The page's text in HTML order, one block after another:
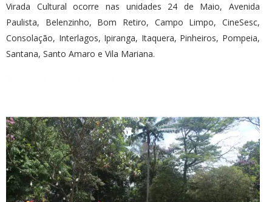
Virada Cultural ocorre nas unidades 24 de Maio, Avenida
Paulista, Belenzinho, Bom Retiro, Campo Limpo, CineSesc,
Consolação, Interlagos, Ipiranga, Itaquera, Pinheiros, Pompeia,
Santana, Santo Amaro e Vila Mariana.